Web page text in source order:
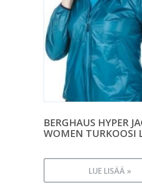
BERGHAUS HYPER
WOMEN TURKOOSI
LUE LISÄÄ »